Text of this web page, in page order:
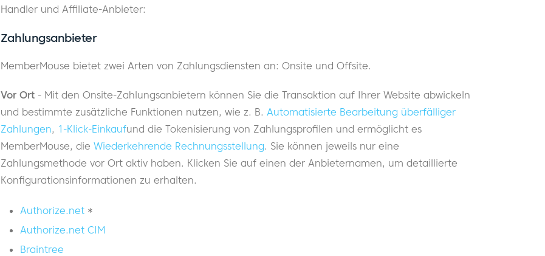
Handler und Affiliate-Anbieter:
Zahlungsanbieter
MemberMouse bietet zwei Arten von Zahlungsdiensten an: Onsite und Offsite.
Vor Ort - Mit den Onsite-Zahlungsanbietern können Sie die Transaktion auf Ihrer Website abwickeln
und bestimmte zusätzliche Funktionen nutzen, wie z. B. Automatisierte Bearbeitung überfälliger
Zahlungen, 1-Klick-Einkaufund die Tokenisierung von Zahlungsprofilen und ermöglicht es
MemberMouse, die Wiederkehrende Rechnungsstellung. Sie können jeweils nur eine
Zahlungsmethode vor Ort aktiv haben. Klicken Sie auf einen der Anbieternamen, um detaillierte
Konfigurationsinformationen zu erhalten.
Authorize.net*
Authorize.net CIM
Braintree